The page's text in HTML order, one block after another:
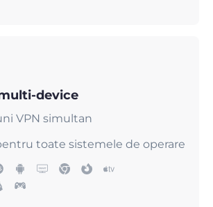
device
VPN simultan
toate sistemele de operare